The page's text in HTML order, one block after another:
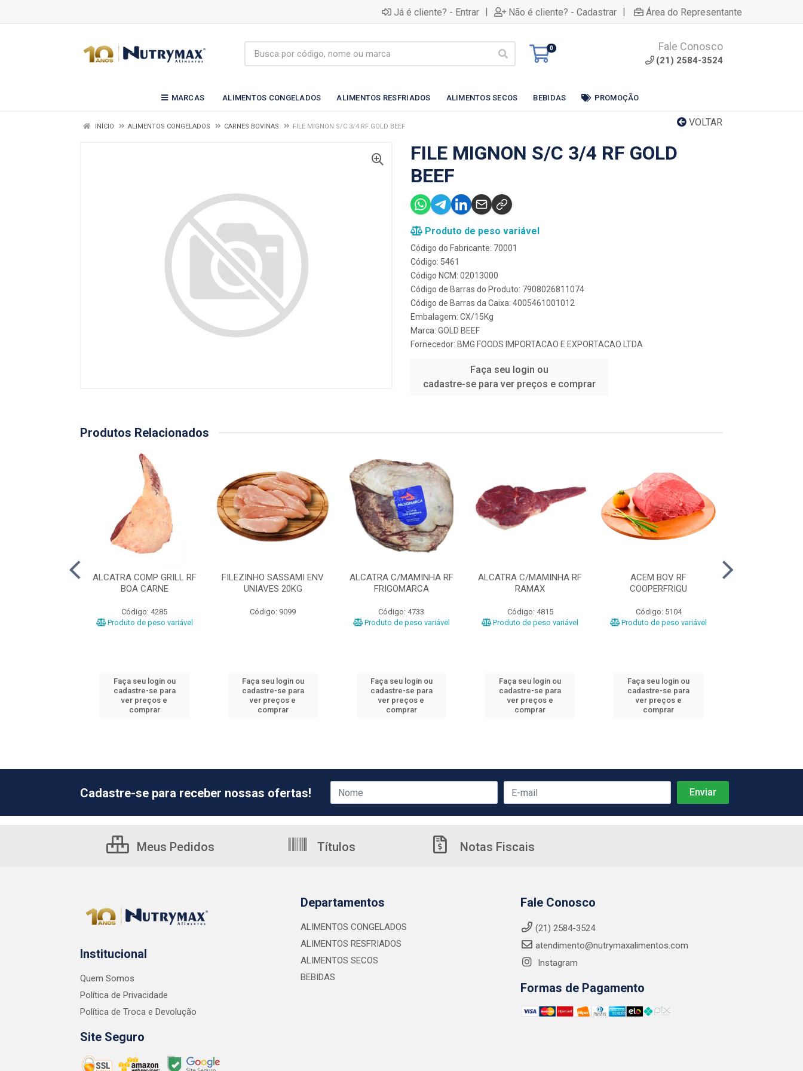
Já é cliente? - Entrar | Não é cliente? - Cadastrar | Área do Representante
0 Fale Conosco
(21) 2584-3524
MARCAS ALIMENTOS CONGELADOS ALIMENTOS RESFRIADOS ALIMENTOS SECOS BEBIDAS PROMOÇÃO
VOLTAR
INÍCIO ALIMENTOS CONGELADOS CARNES BOVINAS FILE MIGNON S/C 3/4 RF GOLD BEEF
FILE MIGNON S/C 3/4 RF GOLD
BEEF
Produto de peso variável
Código do Fabricante: 70001
Código: 5461
Código NCM: 02013000
Código de Barras do Produto: 7908026811074
Código de Barras da Caixa: 4005461001012
Embalagem: CX/15Kg
Marca: GOLD BEEF
Fornecedor: BMG FOODS IMPORTACAO E EXPORTACAO LTDA
Faça seu login ou
cadastre-se para ver preços e comprar
Produtos Relacionados
ALCATRA COMP GRILL RF
BOA CARNE
Código: 4285
Produto de peso variável
Faça seu login ou
cadastre-se para
ver preços e
comprar
FILEZINHO SASSAMI ENV
UNIAVES 20KG
Código: 9099
Faça seu login ou
cadastre-se para
ver preços e
comprar
ALCATRA C/MAMINHA RF
FRIGOMARCA
Código: 4733
Produto de peso variável
Faça seu login ou
cadastre-se para
ver preços e
comprar
ALCATRA C/MAMINHA RF
RAMAX
Código: 4815
Produto de peso variável
Faça seu login ou
cadastre-se para
ver preços e
comprar
ACEM BOV RF
COOPERFRIGU
Código: 5104
Produto de peso variável
Faça seu login ou
cadastre-se para
ver preços e
comprar
Cadastre-se para receber nossas ofertas!
Meus Pedidos Títulos Notas Fiscais
Institucional
Quem Somos
Política de Privacidade
Política de Troca e Devolução
Site Seguro
Departamentos
ALIMENTOS CONGELADOS
ALIMENTOS RESFRIADOS
ALIMENTOS SECOS
BEBIDAS
Fale Conosco
(21) 2584-3524
atendimento@nutrymaxalimentos.com
Instagram
Formas de Pagamento